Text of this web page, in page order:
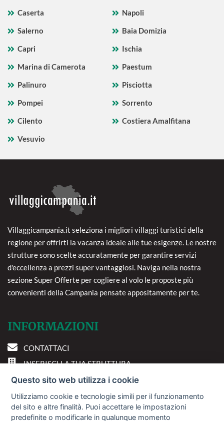
Caserta
Napoli
Salerno
Baia Domizia
Capri
Ischia
Marina di Camerota
Paestum
Palinuro
Pisciotta
Pompei
Sorrento
Cilento
Costiera Amalfitana
Vesuvio
Villaggicampania.it seleziona i migliori villaggi turistici della
regione per offrirti la vacanza ideale alle tue esigenze. Le nostre
strutture sono scelte accuratamente per garantire servizi
d'eccellenza a prezzi super vantaggiosi. Naviga nella nostra
sezione Super Offerte per cogliere al volo le proposte più
convenienti della Campania pensate appositamente per te.
INFORMAZIONI
CONTATTACI
INSERISCI LA TUA STRUTTURA
PREFERENZE COOKIE
DOVE SIAMO
Questo sito web utilizza i cookie
Utilizziamo cookie e tecnologie simili per il funzionamento
del sito e altre finalità. Puoi accettare le impostazioni
predefinite o modificarle in qualunque momento